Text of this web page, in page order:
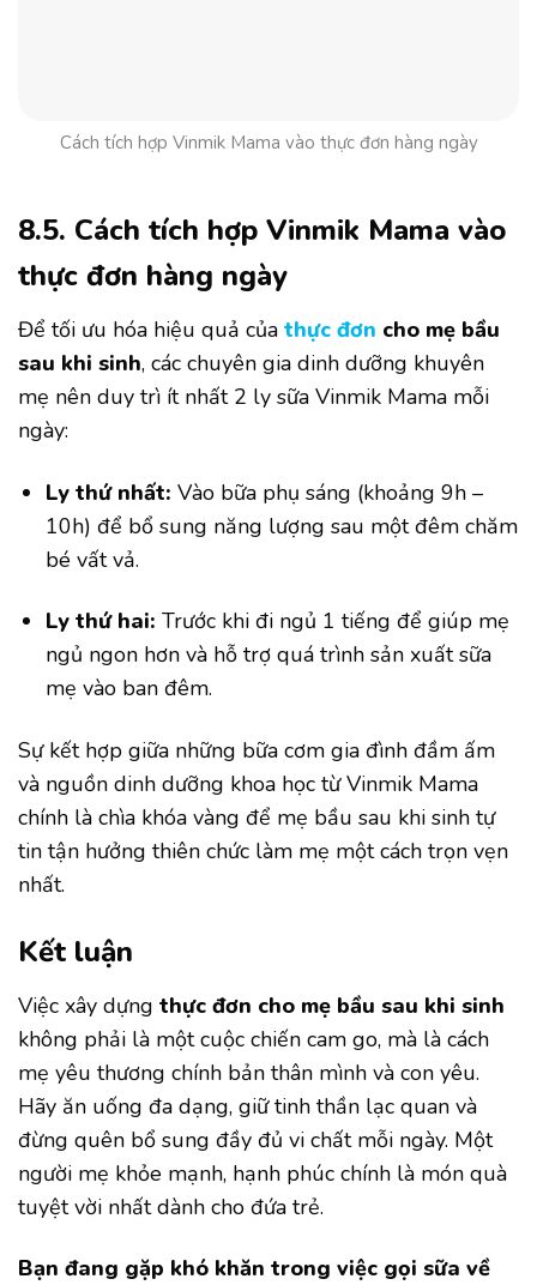
Cách tích hợp Vinmik Mama vào thực đơn hàng ngày
8.5. Cách tích hợp Vinmik Mama vào
thực đơn hàng ngày
Để tối ưu hóa hiệu quả của thực đơn cho mẹ bầu
sau khi sinh, các chuyên gia dinh dưỡng khuyên
mẹ nên duy trì ít nhất 2 ly sữa Vinmik Mama mỗi
ngày:
Ly thứ nhất: Vào bữa phụ sáng (khoảng 9h –
10h) để bổ sung năng lượng sau một đêm chăm
bé vất vả.
Ly thứ hai: Trước khi đi ngủ 1 tiếng để giúp mẹ
ngủ ngon hơn và hỗ trợ quá trình sản xuất sữa
mẹ vào ban đêm.
Sự kết hợp giữa những bữa cơm gia đình đầm ấm
và nguồn dinh dưỡng khoa học từ Vinmik Mama
chính là chìa khóa vàng để mẹ bầu sau khi sinh tự
tin tận hưởng thiên chức làm mẹ một cách trọn vẹn
nhất.
Kết luận
Việc xây dựng thực đơn cho mẹ bầu sau khi sinh
không phải là một cuộc chiến cam go, mà là cách
mẹ yêu thương chính bản thân mình và con yêu.
Hãy ăn uống đa dạng, giữ tinh thần lạc quan và
đừng quên bổ sung đầy đủ vi chất mỗi ngày. Một
người mẹ khỏe mạnh, hạnh phúc chính là món quà
tuyệt vời nhất dành cho đứa trẻ.
Bạn đang gặp khó khăn trong việc gọi sữa về